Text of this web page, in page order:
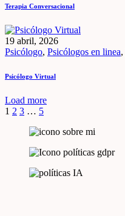
Terapia Conversacional
19 abril, 2026
Psicólogo, Psicólogos en linea,
Psicólogo Virtual
Load more
1 2 3 … 5